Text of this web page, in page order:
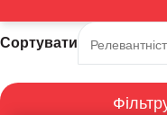
Сортувати